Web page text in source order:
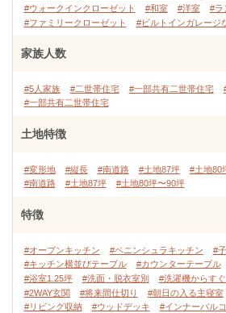
#ウォークインクローゼット
#和室 #洋室
#ラ
#ファミリークローゼット
#ビルトインガレージ
家族人数
#5人家族 #二世帯住宅 #一部共有二世帯住宅
#一部共有二世帯住宅
土地特徴
#変形地 #縦長 #南道路 #土地87坪 #土地80
#南道路
#土地87坪 #土地80坪〜90坪
特徴
#オープンキッチン #ペニンシュラキッチン
#
#キッチン横並びテーブル
#カウンターテーブル
#浴室1.25坪
#洗面・脱衣室別 #洗濯機からす
#2WAY玄関
#将来間仕切り #朝日の入る主寝室
#リビング収納
#ウッドデッキ #インナーバル